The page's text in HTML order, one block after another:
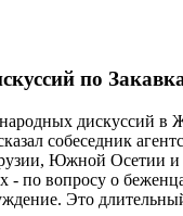
по
дискуссий в
собеседник
Южной Осетии и
- по вопросу о
Это